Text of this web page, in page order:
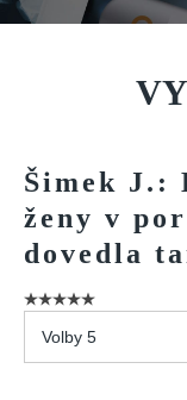
Šimek J.:
ženy v
dovedla
prosím